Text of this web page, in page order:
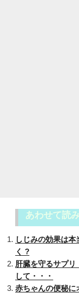
あわせて読
しじみの効果は
く ?
肝臓を守るサプ
して・・・
赤ちゃんの便秘に